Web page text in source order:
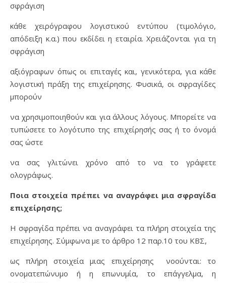
σφράγιση
κάθε χειρόγραφου λογιστικού εντύπου (τιμολόγιο,
απόδειξη κ.α.) που εκδίδει η εταιρία. Χρειάζονται για τη
σφράγιση
αξιόγραφων όπως οι επιταγές και, γενικότερα, για κάθε
λογιστική πράξη της επιχείρησης. Φυσικά, οι σφραγίδες
μπορούν
να χρησιμοποιηθούν και για άλλους λόγους. Μπορείτε να
τυπώσετε το λογότυπο της επιχείρησής σας ή το όνομά
σας ώστε
να σας γλιτώνει χρόνο από το να το γράφετε
ολογράφως.
Ποια στοιχεία πρέπει να αναγράφει μια σφραγίδα
επιχείρησης;
Η σφραγίδα πρέπει να αναγράφει τα πλήρη στοιχεία της
επιχείρησης. Σύμφωνα με το άρθρο 12 παρ.10 του ΚΒΣ,
ως πλήρη στοιχεία μιας επιχείρησης νοούνται: το
ονοματεπώνυμο ή η επωνυμία, το επάγγελμα, η